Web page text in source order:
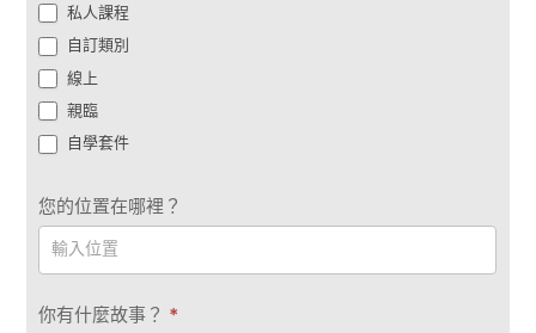
私人課程
自訂類別
線上
親臨
自學套件
您的位置在哪裡？
你有什麼故事？ *